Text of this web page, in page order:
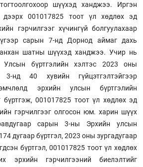
шүүхэд ханджээ. Иргэн
дээрх 001017825 тоот үл хөдлөх эд
гэрчилгээг хүчингүй болгуулахаар
сарын 7-нд Дорнод аймаг дахь
шатны шүүхэд ханджээ. Учир нь
бүртгэлийн хэлтэс 2023 оны
3-нд 40 хувийн гүйцэтгэлтэйгээр
эрхийн улсын бүртгэлийн
бүртгэж, 001017825 тоот үл хөдлөх эд
гэрчилгээг олгосон юм. харин шүүх
сарын 3-ны Эрхийн улсын
дугаар бүртгэл, 2023 оны зургадугаар
бүртгэл, 001017825 тоот үл хөдлөх
эрхийн гэрчилгээний биелэлтийг